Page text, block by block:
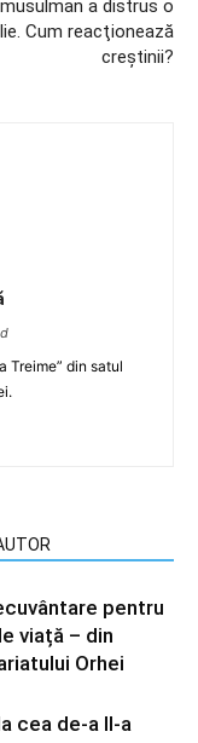
a distrus o
Cum reacţionează
creştinii?
Treime” din satul
pentru
viață – din
Orhei
cea de-a II-a